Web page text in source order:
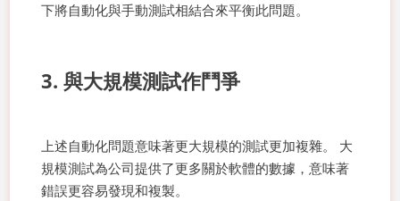
下將自動化與手動測試相結合來平衡此問題。
3. 與大規模測試作鬥爭
上述自動化問題意味著更大規模的測試更加複雜。 大
規模測試為公司提供了更多關於軟體的數據，意味著
錯誤更容易發現和複製。